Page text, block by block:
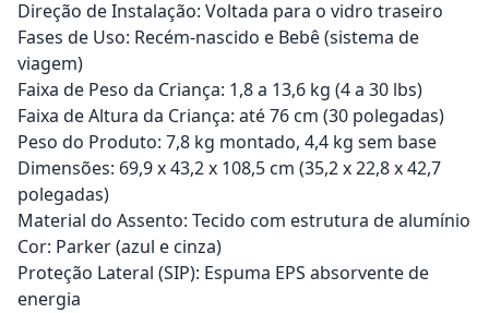
Direção de Instalação: Voltada para o vidro traseiro
Fases de Uso: Recém-nascido e Bebê (sistema de
viagem)
Faixa de Peso da Criança: 1,8 a 13,6 kg (4 a 30 lbs)
Faixa de Altura da Criança: até 76 cm (30 polegadas)
Peso do Produto: 7,8 kg montado, 4,4 kg sem base
Dimensões: 69,9 x 43,2 x 108,5 cm (35,2 x 22,8 x 42,7
polegadas)
Material do Assento: Tecido com estrutura de alumínio
Cor: Parker (azul e cinza)
Proteção Lateral (SIP): Espuma EPS absorvente de
energia